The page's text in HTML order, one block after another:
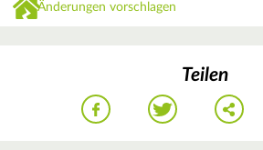
Änderungen vorschlagen
Teilen